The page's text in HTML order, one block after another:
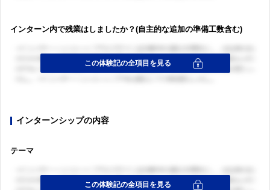
インターン内で残業はしましたか？(自主的な追加の準備工数含む)
インターンシップの内容
テーマ